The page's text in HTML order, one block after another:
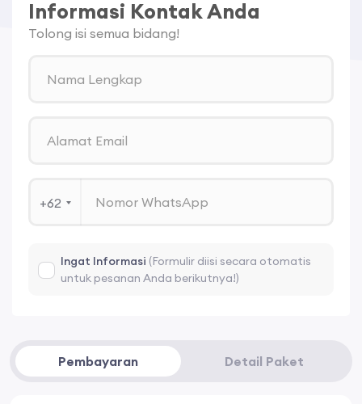
Informasi Kontak Anda
Tolong isi semua bidang!
+62
Ingat Informasi (Formulir diisi secara otomatis
untuk pesanan Anda berikutnya!)
Pembayaran Detail Paket